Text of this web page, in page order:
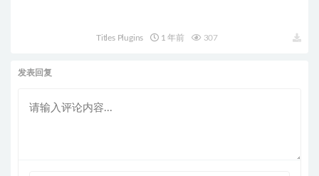
Titles Plugins 1 年前 307
发表回复